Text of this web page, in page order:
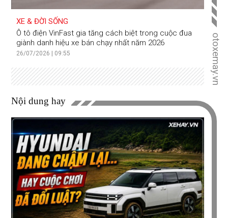
otoxemay.vn
XE & ĐỜI SỐNG
Ô tô điện VinFast gia tăng cách biệt trong cuộc đua
giành danh hiệu xe bán chạy nhất năm 2026
26/07/2026 | 09:55
Nội dung hay